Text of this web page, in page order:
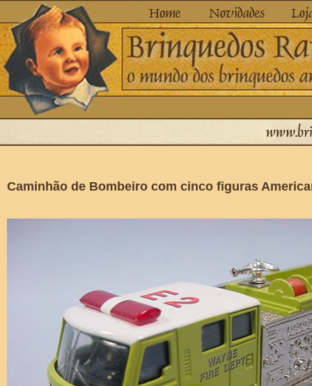
Caminhão de Bombeiro com cinco figuras